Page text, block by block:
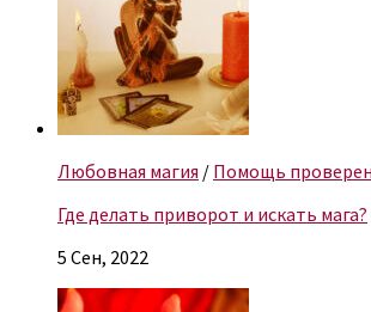
Любовная магия / Помощь
Где делать приворот и искать мага?
5 Сен, 2022